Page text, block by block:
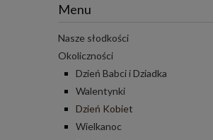
Menu
Nasze słodkości
Okoliczności
Dzień Babci i Dziadka
Walentynki
Dzień Kobiet
Wielkanoc